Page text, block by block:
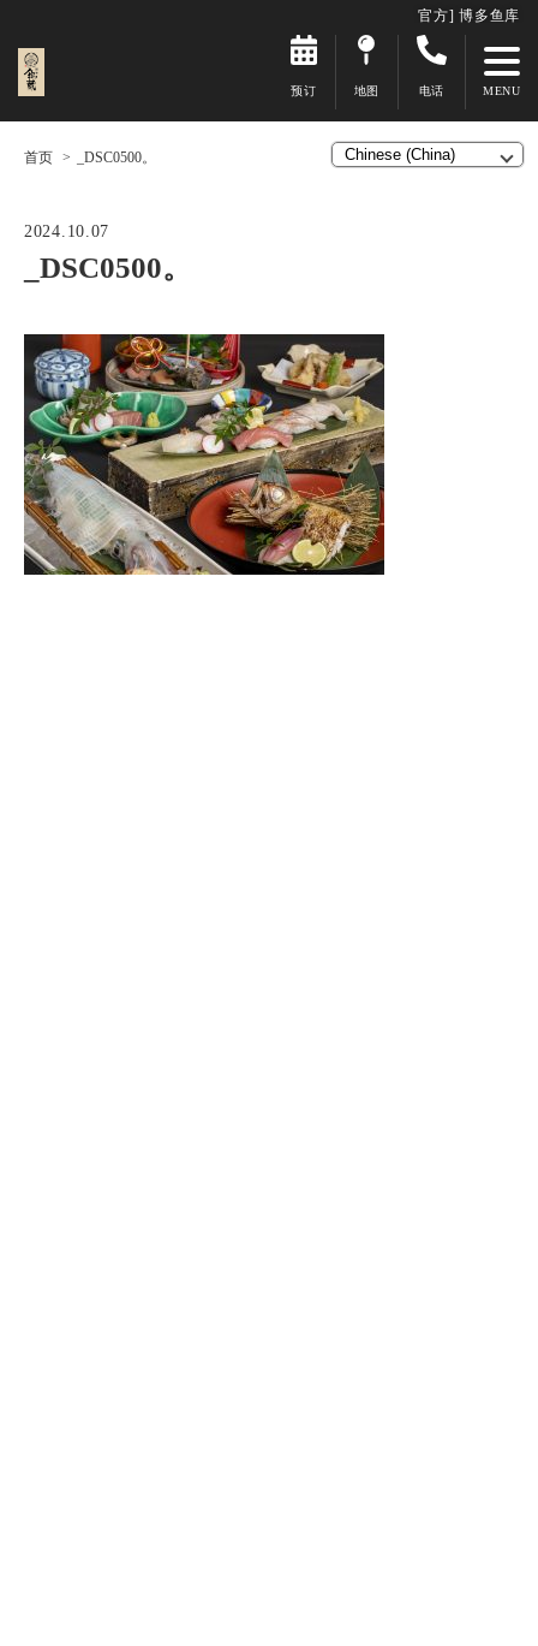
官方] 博多鱼库
预订 地图 电话
首页 _DSC0500。
2024.10.07
_DSC0500。